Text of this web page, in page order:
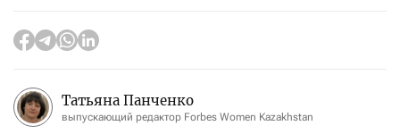
Татьяна Панченко
выпускающий редактор Forbes Women Kazakhstan